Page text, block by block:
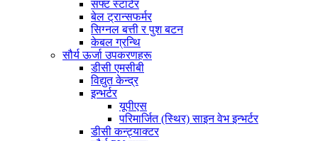
सफ्ट स्टार्टर
बेल ट्रान्सफर्मर
सिग्नल बत्ती र पुश बटन
केबल ग्रन्थि
सौर्य ऊर्जा उपकरणहरू
डीसी एमसीबी
विद्युत केन्द्र
इन्भर्टर
यूपीएस
परिमार्जित (स्थिर) साइन वेभ इन्भर्टर
डीसी कन्ट्याक्टर